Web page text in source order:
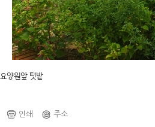
요양원앞 텃밭
인쇄 주소